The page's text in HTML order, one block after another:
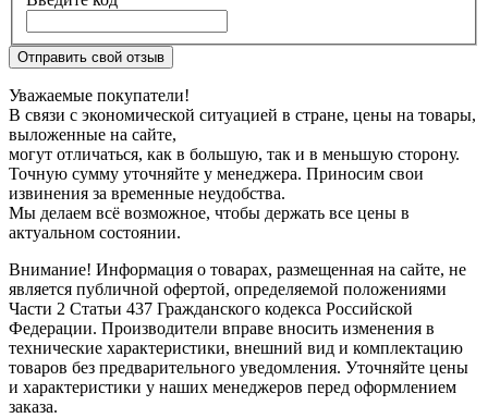
Отправить свой отзыв
Уважаемые покупатели!
В связи с экономической ситуацией в стране, цены на товары,
выложенные на сайте,
могут отличаться, как в большую, так и в меньшую сторону.
Точную сумму уточняйте у менеджера. Приносим свои
извинения за временные неудобства.
Мы делаем всё возможное, чтобы держать все цены в
актуальном состоянии.
Внимание! Информация о товарах, размещенная на сайте, не
является публичной офертой, определяемой положениями
Части 2 Статьи 437 Гражданского кодекса Российской
Федерации. Производители вправе вносить изменения в
технические характеристики, внешний вид и комплектацию
товаров без предварительного уведомления. Уточняйте цены
и характеристики у наших менеджеров перед оформлением
заказа.